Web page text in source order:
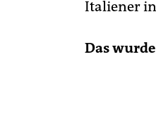
Italiener
Das